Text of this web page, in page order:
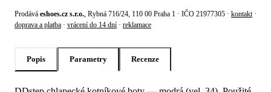
Prodává eshoes.cz s.r.o. , Rybná 716/24, 110 00 Praha 1 · IČO 21977305 · kontakt ·
doprava a platba · vrácení do 14 dní · reklamace
Popis Parametry Recenze